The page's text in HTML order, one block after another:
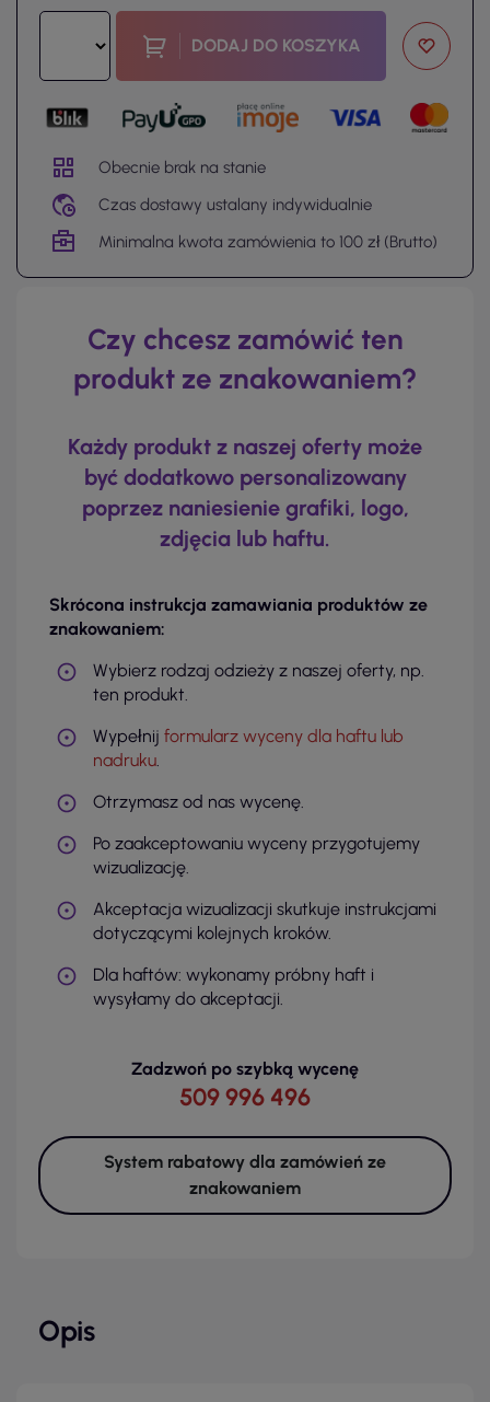
DODAJ DO KOSZYKA
Obecnie brak na stanie
Czas dostawy ustalany indywidualnie
Minimalna kwota zamówienia to 100 zł (Brutto)
Czy chcesz zamówić ten
produkt ze znakowaniem?
Każdy produkt z naszej oferty może
być dodatkowo personalizowany
poprzez naniesienie grafiki, logo,
zdjęcia lub haftu.
Skrócona instrukcja zamawiania produktów ze
znakowaniem:
Wybierz rodzaj odzieży z naszej oferty, np.
ten produkt.
Wypełnij formularz wyceny dla haftu lub
nadruku.
Otrzymasz od nas wycenę.
Po zaakceptowaniu wyceny przygotujemy
wizualizację.
Akceptacja wizualizacji skutkuje instrukcjami
dotyczącymi kolejnych kroków.
Dla haftów: wykonamy próbny haft i
wysyłamy do akceptacji.
Zadzwoń po szybką wycenę
509 996 496
System rabatowy dla zamówień ze
znakowaniem
Opis